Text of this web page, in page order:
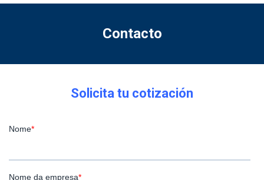
Contacto
Solicita tu cotización